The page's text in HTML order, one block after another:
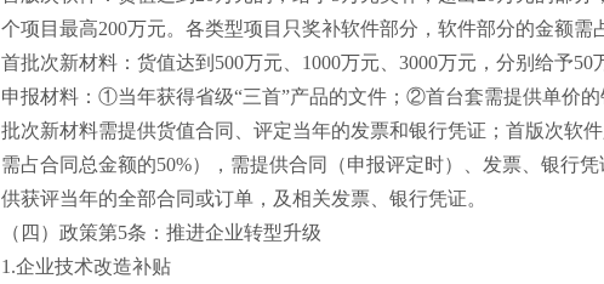
个项目最高200万元。各类型项目只奖补软件部分，软件部分的金额需
首批次新材料：货值达到 500万元、1000万元、3000万元，分别给予50
申报材料： ①当年获得省级“三首”产品的文件；②首台套需提供单价
批次新材料需提供货值合同、评定当年的发票和银行凭证；首版次软
需占合同总金额的50%），需提供合同（申报评定时）、发票、银行
供获评当年的全部合同或订单，及相关发票、银行凭证。
（四）政策第5条：推进企业转型升级
1.企业技术改造补贴